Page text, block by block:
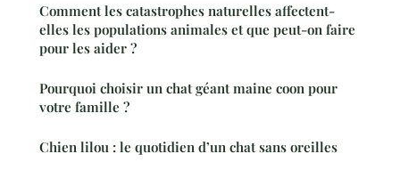
Comment les catastrophes naturelles affectent-
elles les populations animales et que peut-on faire
pour les aider ?
Pourquoi choisir un chat géant maine coon pour
votre famille ?
Chien lilou : le quotidien d’un chat sans oreilles